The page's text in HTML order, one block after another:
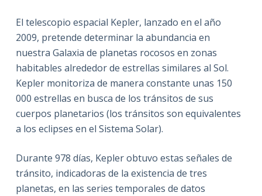
El telescopio espacial Kepler, lanzado en el año
2009, pretende determinar la abundancia en
nuestra Galaxia de planetas rocosos en zonas
habitables alrededor de estrellas similares al Sol.
Kepler monitoriza de manera constante unas 150
000 estrellas en busca de los tránsitos de sus
cuerpos planetarios (los tránsitos son equivalentes
a los eclipses en el Sistema Solar).
Durante 978 días, Kepler obtuvo estas señales de
tránsito, indicadoras de la existencia de tres
planetas, en las series temporales de datos